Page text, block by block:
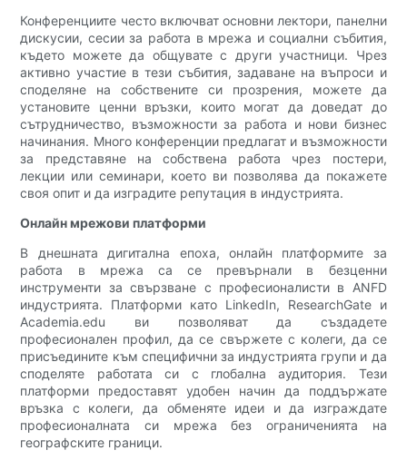
Конференциите често включват основни лектори, панелни
дискусии, сесии за работа в мрежа и социални събития,
където можете да общувате с други участници. Чрез
активно участие в тези събития, задаване на въпроси и
споделяне на собствените си прозрения, можете да
установите ценни връзки, които могат да доведат до
сътрудничество, възможности за работа и нови бизнес
начинания. Много конференции предлагат и възможности
за представяне на собствена работа чрез постери,
лекции или семинари, което ви позволява да покажете
своя опит и да изградите репутация в индустрията.
Онлайн мрежови платформи
В днешната дигитална епоха, онлайн платформите за
работа в мрежа са се превърнали в безценни
инструменти за свързване с професионалисти в ANFD
индустрията. Платформи като LinkedIn, ResearchGate и
Academia.edu ви позволяват да създадете
професионален профил, да се свържете с колеги, да се
присъедините към специфични за индустрията групи и да
споделяте работата си с глобална аудитория. Тези
платформи предоставят удобен начин да поддържате
връзка с колеги, да обменяте идеи и да изграждате
професионалната си мрежа без ограниченията на
географските граници.